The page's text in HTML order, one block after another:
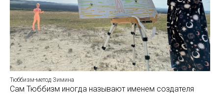
Тюббизм-метод Зимина
Сам Тюббизм иногда называют именем создателя